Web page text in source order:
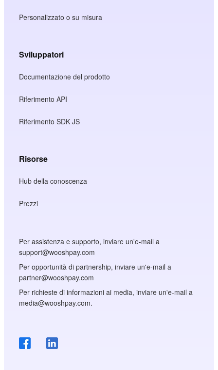
Personalizzato o su misura
Sviluppatori
Documentazione del prodotto
Riferimento API
Riferimento SDK JS
Risorse
Hub della conoscenza
Prezzi
Per assistenza e supporto, inviare un'e-mail a
support@wooshpay.com
Per opportunità di partnership, inviare un'e-mail a
partner@wooshpay.com
Per richieste di informazioni ai media, inviare un'e-mail a
media@wooshpay.com.